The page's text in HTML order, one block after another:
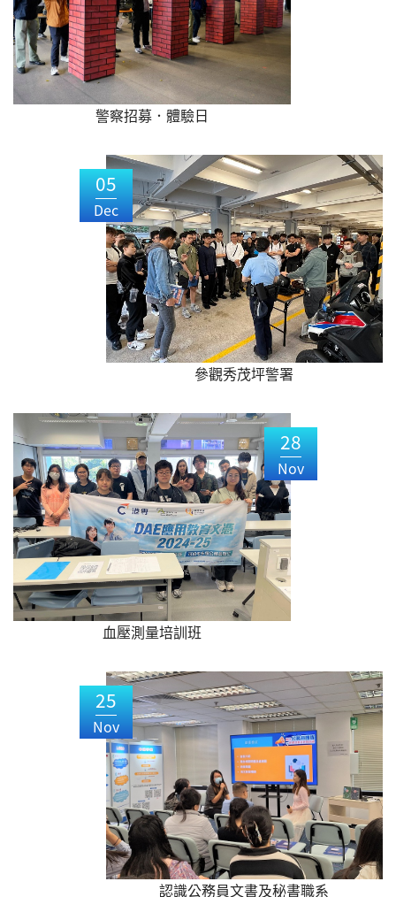
警察招募．體驗日
05
Dec
參觀秀茂坪警署
28
Nov
血壓測量培訓班
25
Nov
認識公務員文書及秘書職系